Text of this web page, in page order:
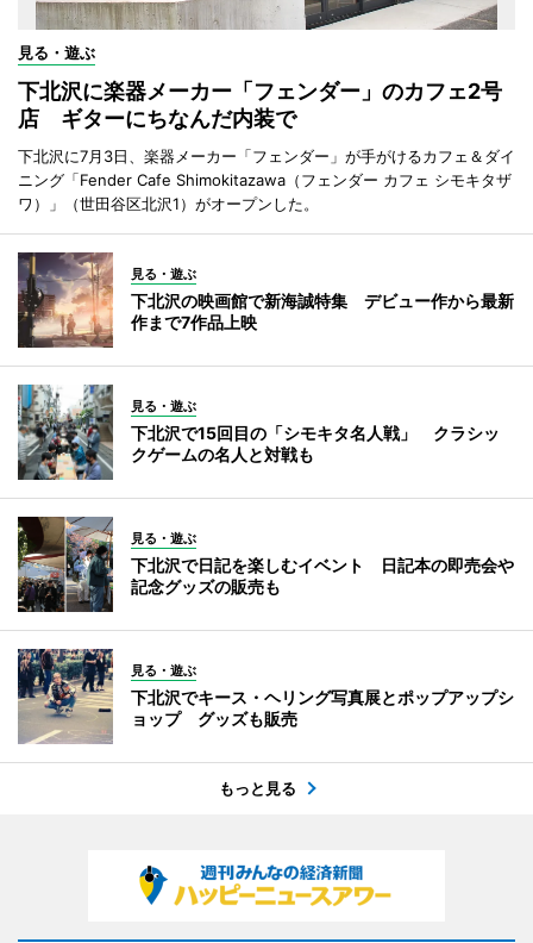
見る・遊ぶ
下北沢に楽器メーカー「フェンダー」のカフェ2号
店 ギターにちなんだ内装で
下北沢に7月3日、楽器メーカー「フェンダー」が手がけるカフェ＆ダイ
ニング「Fender Cafe Shimokitazawa（フェンダー カフェ シモキタザ
ワ）」（世田谷区北沢1）がオープンした。
見る・遊ぶ
下北沢の映画館で新海誠特集 デビュー作から最新
作まで7作品上映
見る・遊ぶ
下北沢で15回目の「シモキタ名人戦」 クラシッ
クゲームの名人と対戦も
見る・遊ぶ
下北沢で日記を楽しむイベント 日記本の即売会や
記念グッズの販売も
見る・遊ぶ
下北沢でキース・ヘリング写真展とポップアップシ
ョップ グッズも販売
もっと見る